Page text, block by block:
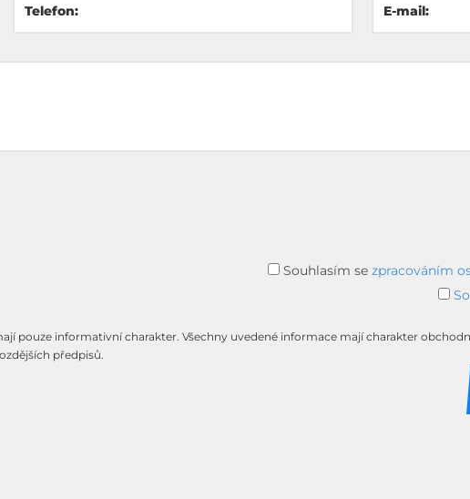
Telefon: E-mail:
Souhlasím se zpracováním
pouze informativní charakter. Všechny uvedené informace mají charakter
předpisů.